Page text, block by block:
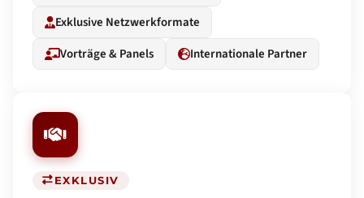
Exklusive Netzwerkformate
Vorträge & Panels
Internationale Partner
EXKLUSIV